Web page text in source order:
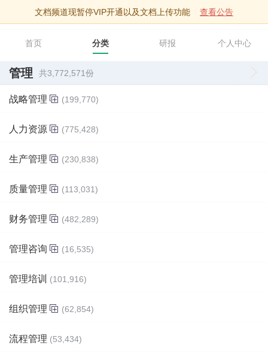
文档频道现暂停VIP开通以及文档上传功能 查看公告
智库文档
首页 分类 研报 个人中心
管理 共3,772,571份
战略管理 (199,770)
人力资源 (775,428)
生产管理 (230,838)
质量管理 (113,031)
财务管理 (482,289)
管理咨询 (16,535)
管理培训 (101,916)
组织管理 (62,854)
流程管理 (53,434)